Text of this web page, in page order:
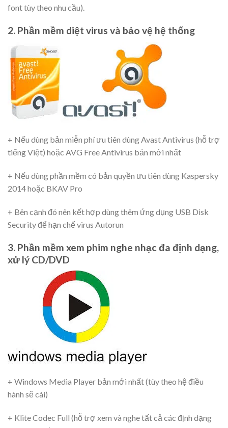
font tùy theo nhu cầu).
2. Phần mềm diệt virus và bảo vệ hệ thống
+ Nếu dùng bản miễn phí ưu tiên dùng Avast Antivirus (hỗ trợ
tiếng Việt) hoặc AVG Free Antivirus bản mới nhất
+ Nếu dùng phần mềm có bản quyền ưu tiên dùng Kaspersky
2014 hoặc BKAV Pro
+ Bên cạnh đó nên kết hợp dùng thêm ứng dụng USB Disk
Security để hạn chế virus Autorun
3. Phần mềm xem phim nghe nhạc đa định dạng,
xử lý CD/DVD
+ Windows Media Player bản mới nhất (tùy theo hệ điều
hành sẽ cài)
+ Klite Codec Full (hỗ trợ xem và nghe tất cả các định dạng